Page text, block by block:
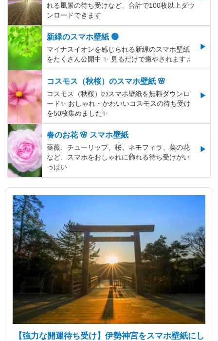
れる風景の待ち受けなど、合計で100枚以上ダウ
ンロードできます
新緑のスマホ壁紙 🟢
マイナスイオンを感じられる新緑のスマホ壁紙
をたくさん公開中 ✨ 見るだけで癒やされます♫
コスモス（秋桜）のスマホ壁紙 🌸
コスモス（秋桜）のスマホ壁紙を無料ダウンロ
ード✨️ おしゃれ・かわいいコスモスの待ち受け
を50枚集めました✨️
春のお花 🌸 スマホ壁紙
薔薇、チューリップ、桜、ネモフィラ、菜の花
など、スマホをおしゃれに飾れる待ち受けがい
っぱい
【強力な開運待ち受け】伊勢神宮をスマホ壁紙にし